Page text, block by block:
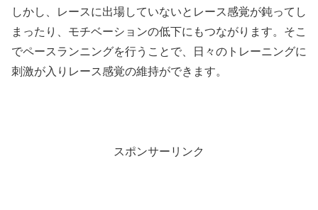
しかし、レースに出場していないとレース感覚が鈍ってし
まったり、モチベーションの低下にもつながります。そこ
でペースランニングを行うことで、日々のトレーニングに
刺激が入りレース感覚の維持ができます。
スポンサーリンク